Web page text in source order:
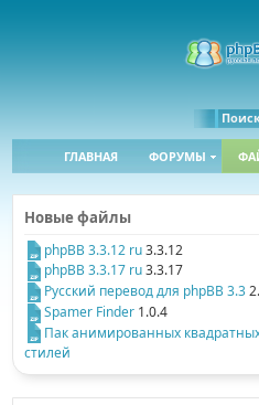
ГЛАВНАЯ ФОРУМЫ
Новые файлы
phpBB 3.3.12 ru3.3.12
phpBB 3.3.17 ru3.3.17
Русский перевод для phpBB 3.3
Spamer Finder 1.0.4
Пак анимированных
стилей